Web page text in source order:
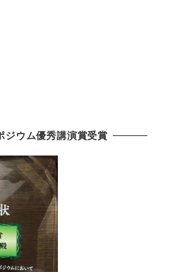
ジウム優秀講演賞受賞